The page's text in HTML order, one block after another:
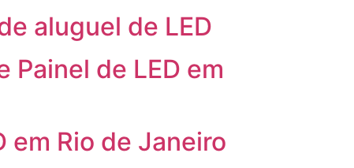
aluguel de LED
Painel de LED em
em Rio de Janeiro